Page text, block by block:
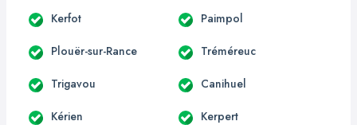
Kerfot Paimpol
Plouër-sur-Rance Tréméreuc
Trigavou Canihuel
Kérien Kerpert